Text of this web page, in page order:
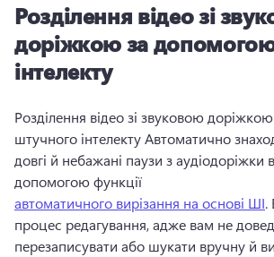
Розділення відео зі
доріжкою за
інтелекту
Розділення відео зі звуковою
штучного інтелекту Автоматично
довгі й небажані паузи з аудіодоріжки
допомогою функції
автоматичного вирізання на основі ШІ.
процес редагування, адже вам не
перезаписувати або шукати вручну й